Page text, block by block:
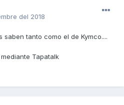
del 2018
tanto como el de Kymco....
mediante Tapatalk